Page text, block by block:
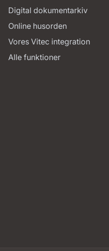
Digital dokumentarkiv
Online husorden
Vores Vitec integration
Alle funktioner